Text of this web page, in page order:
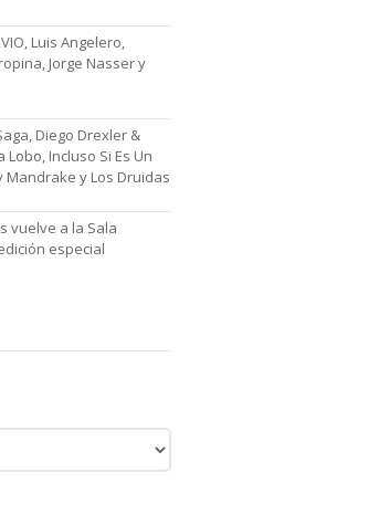
Luis Angelero,
Jorge Nasser y
Diego Drexler &
Lobo, Incluso Si Es Un
Mandrake y Los Druidas
vuelve a la Sala
especial